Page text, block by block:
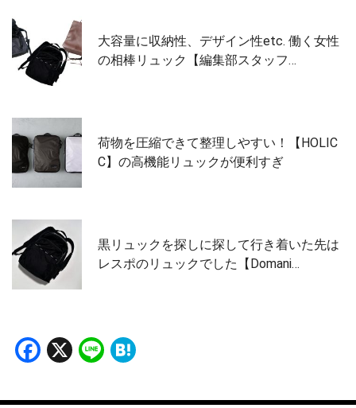
大容量に収納性、デザイン性etc. 働く女性
の相棒リュック【編集部スタッフ…
荷物を圧縮できて整理しやすい！【HOLIC
C】の高機能リュックが便利すぎ
黒リュックを探しに探して行き着いた先は
レスポのリュックでした【Domani…
Facebook
X Line